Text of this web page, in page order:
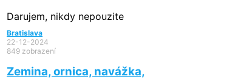
Darujem, nikdy nepouzite
Bratislava
22-12-2024
849 zobrazení
Zemina, ornica, navážka,